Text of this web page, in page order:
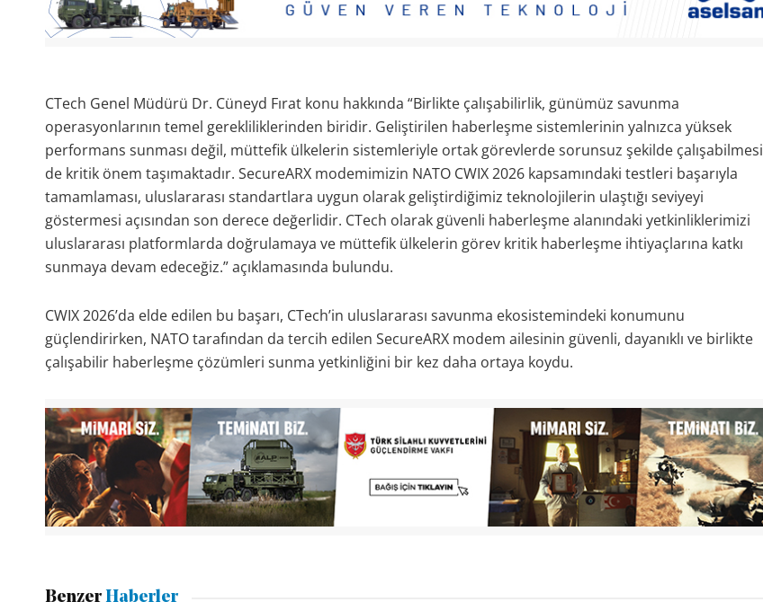
CTech Genel Müdürü Dr. Cüneyd Fırat konu hakkında “Birlikte çalışabilirlik, günümüz savunma
operasyonlarının temel gerekliliklerinden biridir. Geliştirilen haberleşme sistemlerinin yalnızca yüksek
performans sunması değil, müttefik ülkelerin sistemleriyle ortak görevlerde sorunsuz şekilde çalışabilmesi
de kritik önem taşımaktadır. SecureARX modemimizin NATO CWIX 2026 kapsamındaki testleri başarıyla
tamamlaması, uluslararası standartlara uygun olarak geliştirdiğimiz teknolojilerin ulaştığı seviyeyi
göstermesi açısından son derece değerlidir. CTech olarak güvenli haberleşme alanındaki yetkinliklerimizi
uluslararası platformlarda doğrulamaya ve müttefik ülkelerin görev kritik haberleşme ihtiyaçlarına katkı
sunmaya devam edeceğiz.” açıklamasında bulundu.
CWIX 2026’da elde edilen bu başarı, CTech’in uluslararası savunma ekosistemindeki konumunu
güçlendirirken, NATO tarafından da tercih edilen SecureARX modem ailesinin güvenli, dayanıklı ve birlikte
çalışabilir haberleşme çözümleri sunma yetkinliğini bir kez daha ortaya koydu.
BenzerHaberler